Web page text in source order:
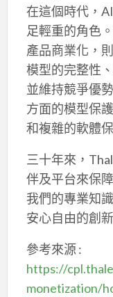
在這個時代，
足輕重的角色
產品商業化，
模型的完整性
並維持競爭優
方面的模型保
和複雜的軟體
三十年來，
伴及平台來保
我們的專業知
安心自由的創新
參考來源 :
https://
monetization/